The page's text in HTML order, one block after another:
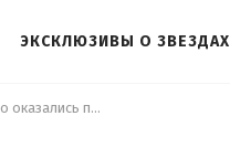
ЭКСКЛЮЗИВЫ О ЗВЕЗДАХ
Они были ведущими и судьями в украинских шоу, но оказались предателями